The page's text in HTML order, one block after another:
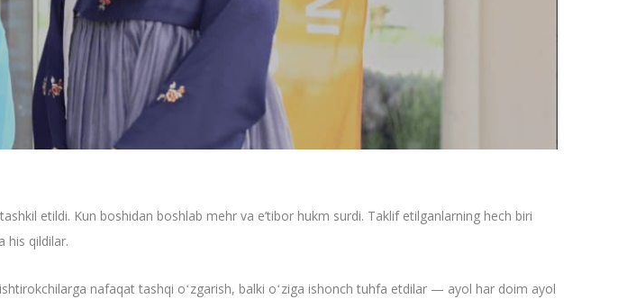
etildi. Kun boshidan boshlab mehr va e’tibor hukm surdi. Taklif etilganlarning hech biri
his qildilar.
nafaqat tashqi oʻzgarish, balki oʻziga ishonch tuhfa etdilar — ayol har doim ayol